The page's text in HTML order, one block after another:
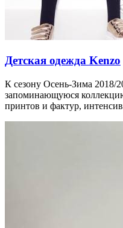
Детская одежда Kenzo
К сезону Осень-Зима 2018/
запоминающуюся
принтов и фактур,